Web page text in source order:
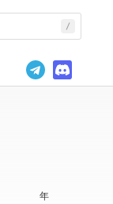
年